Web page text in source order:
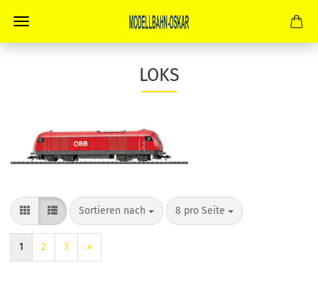
LOKS
Sortieren nach
Sortieren nach 8 pro Seite
pro Seite
1 2 3 »